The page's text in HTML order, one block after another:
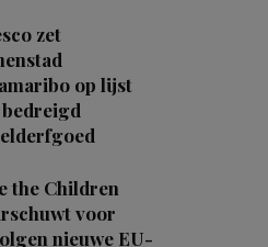
zet
op lijst
the Children
voor
nieuwe EU-